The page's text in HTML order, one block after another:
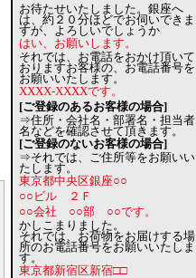
お待たせいたしました。銀座へ
は、約２０分ほどでお伺いできま
すが、よろしいでしょうか
はい、お願いします。
それでは、お電話をおかけ頂いて
おりますお客様の、お電話番号を
お願いいたします。
XXXX-XXXXです。
[ご登録のあるお客様の場合]
⇒住所・会社名・部署名・担当者
名などを確認させて頂きます。
[ご登録のないお客様の場合]
⇒それでは、ご住所等をお願いい
たします。
東京都中央区銀座○○
○○ビル ２Ｆ
○○会社 ○○部 ○○です。
かしこまりました。
それでは、お荷物をお届けする場
所のお電話番号をお願いいたしま
す。
東京都新宿区新宿□□